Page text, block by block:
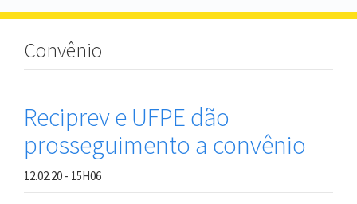
Convênio
Reciprev e UFPE dão
prosseguimento a convênio
12.02.20 - 15H06